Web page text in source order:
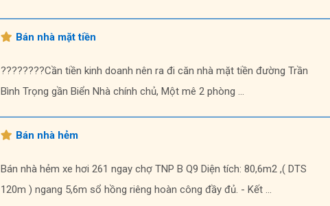
Bán nhà mặt tiền
????????Cần tiền kinh doanh nên ra đi căn nhà mặt tiền đường Trần
Bình Trọng gần Biển Nhà chính chủ, Một mê 2 phòng ...
Bán nhà hẻm
Bán nhà hẻm xe hơi 261 ngay chợ TNP B Q9 Diện tích: 80,6m2 ,( DTS
120m ) ngang 5,6m sổ hồng riêng hoàn công đầy đủ. - Kết ...